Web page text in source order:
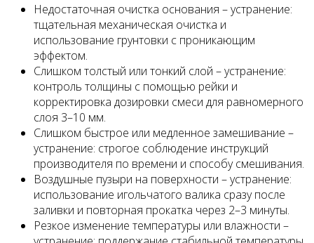
Недостаточная очистка основания – устранение:
тщательная механическая очистка и
использование грунтовки с проникающим
эффектом.
Слишком толстый или тонкий слой – устранение:
контроль толщины с помощью рейки и
корректировка дозировки смеси для равномерного
слоя 3–10 мм.
Слишком быстрое или медленное замешивание –
устранение: строгое соблюдение инструкций
производителя по времени и способу смешивания.
Воздушные пузыри на поверхности – устранение:
использование игольчатого валика сразу после
заливки и повторная прокатка через 2–3 минуты.
Резкое изменение температуры или влажности –